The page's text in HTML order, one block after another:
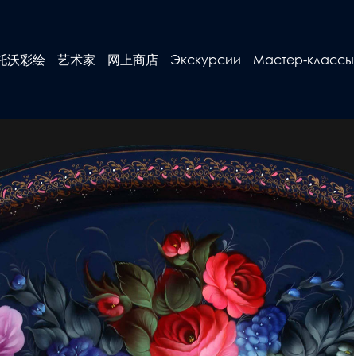
沃彩绘 艺术家 网上商店 Экскурсии Мастер-классы